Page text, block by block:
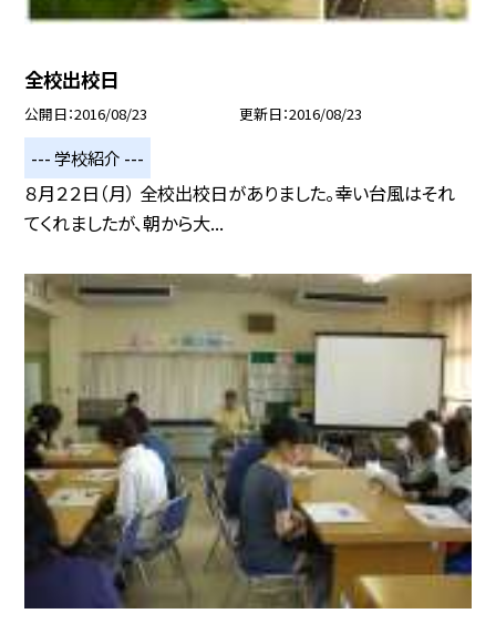
全校出校日
公開日 2016/08/23 更新日 2016/08/23
--- 学校紹介 ---
８月２２日（月） 全校出校日がありました。幸い台風はそれ
てくれましたが、朝から大...